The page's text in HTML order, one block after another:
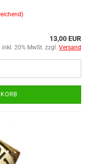
13,00 EUR
inkl. 20% MwSt. zzgl. Versand